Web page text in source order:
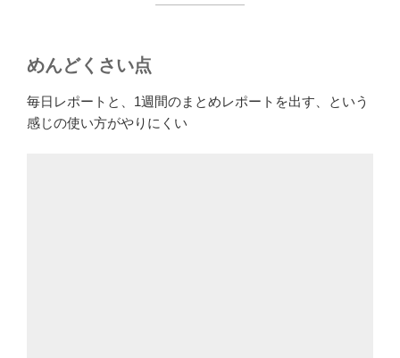
めんどくさい点
毎日レポートと、1週間のまとめレポートを出す、という
感じの使い方がやりにくい